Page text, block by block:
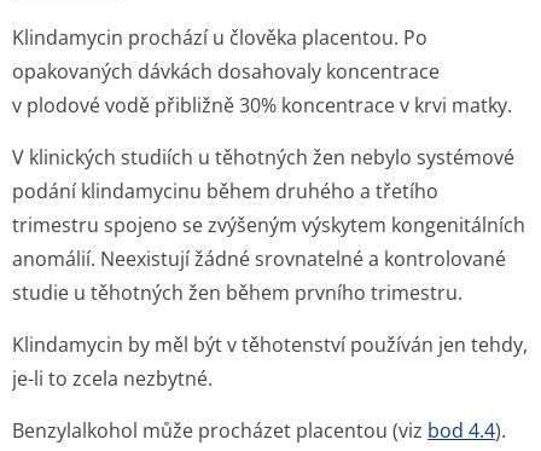
Klindamycin prochází u člověka placentou. Po
opakovaných dávkách dosahovaly koncentrace
v plodové vodě přibližně 30% koncentrace v krvi matky.
V klinických studiích u těhotných žen nebylo systémové
podání klindamycinu během druhého a třetího
trimestru spojeno se zvýšeným výskytem kongenitálních
anomálií. Neexistují žádné srovnatelné a kontrolované
studie u těhotných žen během prvního trimestru.
Klindamycin by měl být v těhotenství používán jen tehdy,
je-li to zcela nezbytné.
Benzylalkohol může procházet placentou (viz bod 4.4).